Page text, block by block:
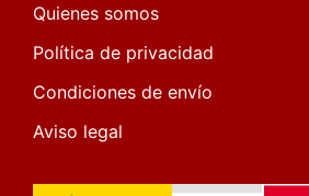
Quienes somos
Política de privacidad
Condiciones de envío
Aviso legal